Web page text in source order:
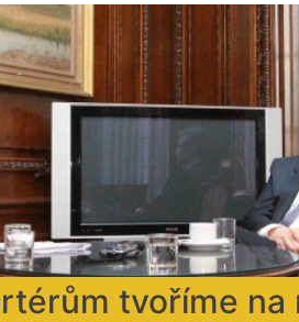
tvoříme na